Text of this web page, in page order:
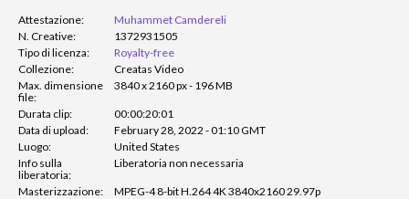
Attestazione:
Muhammet Camdereli
N. Creative:
1372931505
Tipo di licenza:
Royalty-free
Collezione:
Creatas Video
Max. dimensione
file:
3840 x 2160 px - 196 MB
Durata clip:
00:00:20:01
Data di upload:
February 28, 2022 - 01:10 GMT
Luogo:
United States
Info sulla
liberatoria:
Liberatoria non necessaria
Masterizzazione:
MPEG-4 8-bit H.264 4K 3840x2160 29.97p